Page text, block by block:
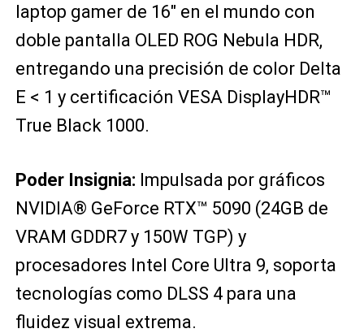
laptop gamer de 16″ en el mundo con
doble pantalla OLED ROG Nebula HDR,
entregando una precisión de color Delta
E < 1 y certificación VESA DisplayHDR™
True Black 1000.
Poder Insignia: Impulsada por gráficos
NVIDIA® GeForce RTX™ 5090 (24GB de
VRAM GDDR7 y 150W TGP) y
procesadores Intel Core Ultra 9, soporta
tecnologías como DLSS 4 para una
fluidez visual extrema.